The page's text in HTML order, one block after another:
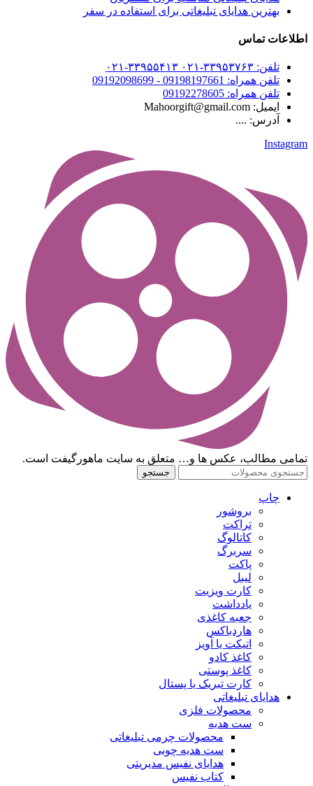
بهترین هدایای تبلیغاتی برای استفاده در سفر
اطلاعات تماس
تلفن: ۳۳۹۵۳۷۶۳-۰۲۱ ۳۳۹۵۵۴۱۳-۰۲۱
تلفن همراه: 09198197661 - 09192098699
تلفن همراه: 09192278605
ایمیل: Mahoorgift@gmail.com
آدرس: ....
Instagram
تمامی مطالب، عکس ها و… متعلق به سایت ماهورگیفت است.
جستجو
چاپ
بروشور
تراکت
کاتالوگ
سربرگ
پاکت
لیبل
کارت ویزیت
یادداشت
جعبه کاغذی
هاردباکس
اتیکت یا آویز
کاغذ کادو
کاغذ پوستی
کارت تبریک یا پستال
هدایای تبلیغاتی
محصولات فلزی
ست هدیه
محصولات چرمی تبلیغاتی
ست هدیه چوبی
هدایای نفیس مدیریتی
کتاب نفیس